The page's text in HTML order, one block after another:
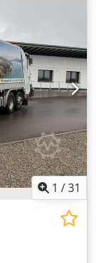
Faun
Akaoa
en
1 /31